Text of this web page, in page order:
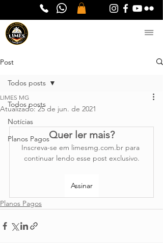
Post
Todos posts
Notícias
Planos Pagos
Todos posts
LIMES MG
Atualizado:25 de jun. de 2021
Quer ler mais?
Inscreva-se em limesmg.com.br para
continuar lendo esse post exclusivo.
Assinar
Planos Pagos